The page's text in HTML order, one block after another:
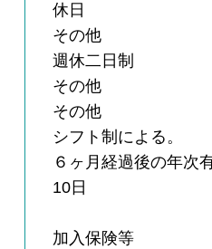
休日
その他
週休二日制
その他
その他
シフト制による。
６ヶ月経過後の年次
10日
加入保険等